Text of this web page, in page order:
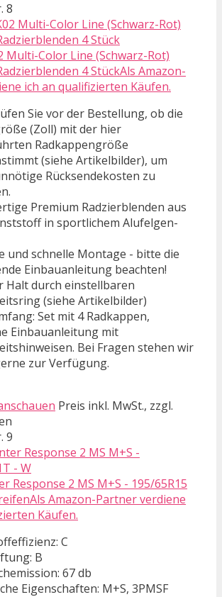
8
Multi-Color Line (Schwarz-Rot)
4 StückAls Amazon-
ich an qualifizierten Käufen.
Sie vor der Bestellung, ob die
(Zoll) mit der hier
Radkappengröße
(siehe Artikelbilder), um
Rücksendekosten zu
Premium Radzierblenden aus
in sportlichem Alufelgen-
und schnelle Montage - bitte die
Einbauanleitung beachten!
Halt durch einstellbaren
(siehe Artikelbilder)
Set mit 4 Radkappen,
Einbauanleitung mit
Bei Fragen stehen wir
zur Verfügung.
Preis inkl. MwSt., zzgl.
9
Response 2 MS M+S - 195/65R15
Amazon-Partner verdiene
Käufen.
C
B
67 db
Eigenschaften: M+S, 3PMSF